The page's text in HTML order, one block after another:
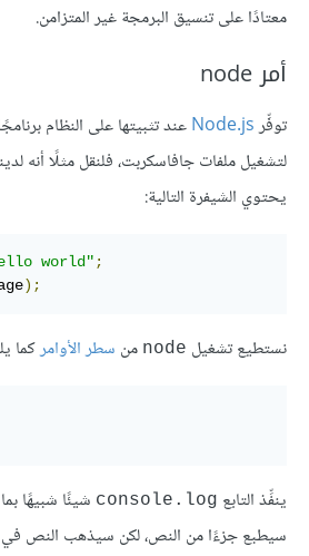
معتادًا على تنسيق البرمجة غير المتزامن.
أمر node
توفِّرNode.jsعند تثبيتها على النظام
لتشغيل ملفات جافاسكربت، فلنقل مثلًا أنه
يحتوي الشيفرة التالية:
world";
);
نستطيع تشغيل node من سطر الأوامركما
ينفِّذ التابع console.log شيئًا شبيهًا